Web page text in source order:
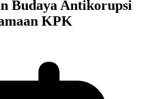
Budaya Antikorupsi
KPK